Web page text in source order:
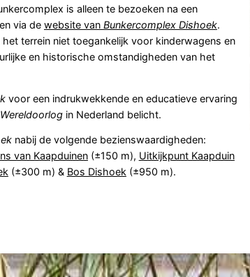
is alleen te bezoeken na een
via de website van Bunkercomplex Dishoek.
terrein niet toegankelijk voor kinderwagens en
en historische omstandigheden van het
voor een indrukwekkende en educatieve ervaring
in Nederland belicht.
nabij de volgende bezienswaardigheden:
van Kaapduinen(±150 m), Uitkijkpunt Kaapduin
(±300 m) & Bos Dishoek (±950 m).